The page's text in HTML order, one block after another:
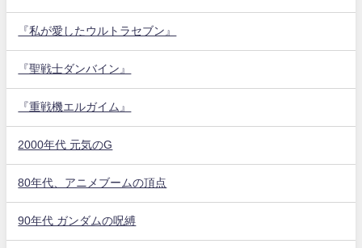
『私が愛したウルトラセブン』
『聖戦士ダンバイン』
『重戦機エルガイム』
2000年代 元気のG
80年代、アニメブームの頂点
90年代 ガンダムの呪縛